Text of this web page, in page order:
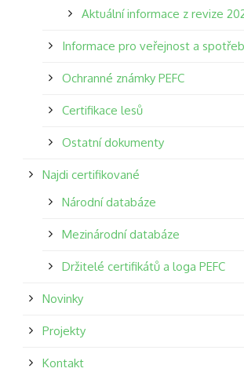
Aktuální informace z revize
Informace pro veřejnost a
Ochranné známky PEFC
Certifikace lesů
Ostatní dokumenty
Najdi certifikované
Národní databáze
Mezinárodní databáze
Držitelé certifikátů a loga PEFC
Novinky
Projekty
Kontakt